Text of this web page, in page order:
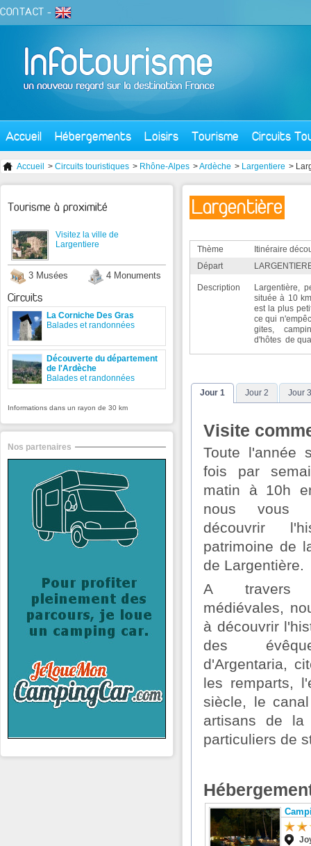
CONTACT -
Accueil Hébergements Loisirs Tourisme Circuits
Accueil > Circuits touristiques > Rhône-Alpes >Ardèche > Largentiere >
Largentière
Thème
Itinéraire
Départ
Description
Largentière,
située à 10
est la plus
ce qui
gites,
d'hôtes de
Jour 1 Jour 2 Jour
Visite
Toute l'année
fois par
matin à 10h
nous vous
découvrir
patrimoine de
de Largentière.
A travers
médiévales,
à découvrir
des
d'Argentaria,
les remparts,
siècle, le
artisans de la
particuliers de
Tourisme à proximité
Visitez la ville de
Largentiere
3 Musées 4 Monuments
Circuits
La Corniche Des Gras
Balades et randonnées
Découverte du département
de l'Ardèche
Balades et randonnées
Informations dans un rayon de 30 km
Nos partenaires